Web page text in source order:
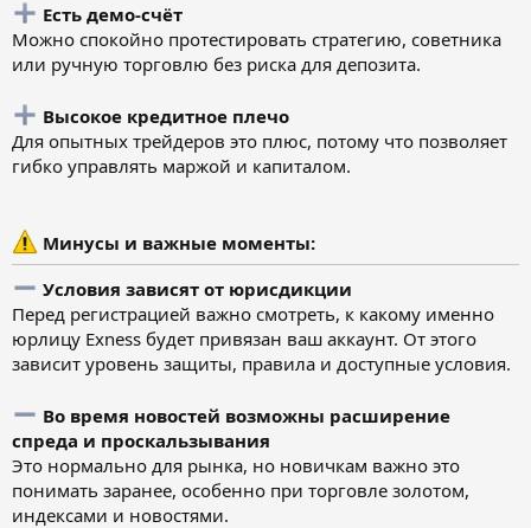
Есть демо-счёт
Можно спокойно протестировать стратегию, советника
или ручную торговлю без риска для депозита.
Высокое кредитное плечо
Для опытных трейдеров это плюс, потому что позволяет
гибко управлять маржой и капиталом.
Минусы и важные моменты:
Условия зависят от юрисдикции
Перед регистрацией важно смотреть, к какому именно
юрлицу Exness будет привязан ваш аккаунт. От этого
зависит уровень защиты, правила и доступные условия.
Во время новостей возможны расширение
спреда и проскальзывания
Это нормально для рынка, но новичкам важно это
понимать заранее, особенно при торговле золотом,
индексами и новостями.